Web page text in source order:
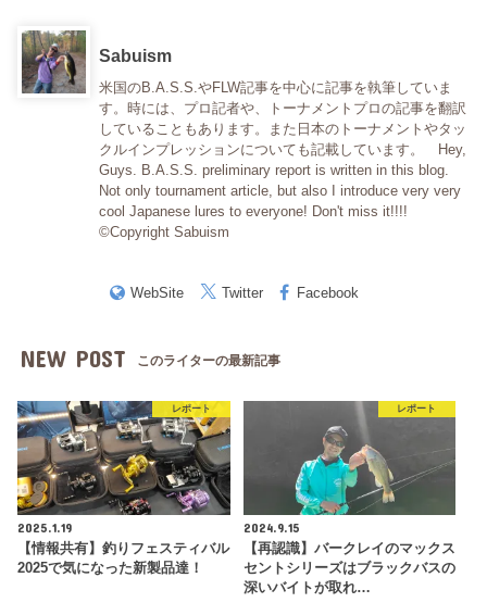
Sabuism
米国のB.A.S.S.やFLW記事を中心に記事を執筆していま
す。時には、プロ記者や、トーナメントプロの記事を翻訳
していることもあります。また日本のトーナメントやタッ
クルインプレッションについても記載しています。 Hey,
Guys. B.A.S.S. preliminary report is written in this blog.
Not only tournament article, but also I introduce very very
cool Japanese lures to everyone! Don't miss it!!!!
©Copyright Sabuism
WebSite Twitter Facebook
NEW POST このライターの最新記事
レポート
2025.1.19
【情報共有】釣りフェスティバル
2025で気になった新製品達！
レポート
2024.9.15
【再認識】バークレイのマックス
セントシリーズはブラックバスの
深いバイトが取れ…